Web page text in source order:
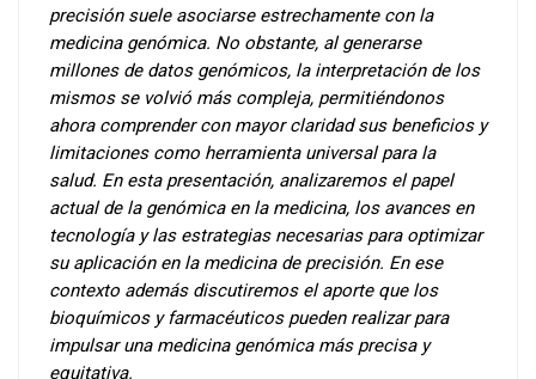
precisión suele asociarse estrechamente con la
medicina genómica. No obstante, al generarse
millones de datos genómicos, la interpretación de los
mismos se volvió más compleja, permitiéndonos
ahora comprender con mayor claridad sus beneficios y
limitaciones como herramienta universal para la
salud. En esta presentación, analizaremos el papel
actual de la genómica en la medicina, los avances en
tecnología y las estrategias necesarias para optimizar
su aplicación en la medicina de precisión. En ese
contexto además discutiremos el aporte que los
bioquímicos y farmacéuticos pueden realizar para
impulsar una medicina genómica más precisa y
equitativa.